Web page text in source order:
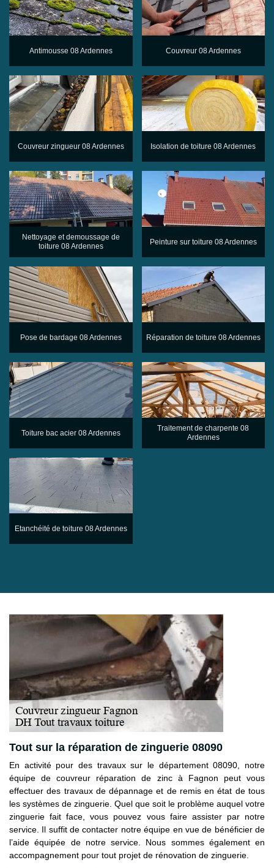
Antimousse 08 Ardennes Couvreur 08 Ardennes
Couvreur zingueur 08 Ardennes Isolation de toiture 08 Ardennes
Nettoyage et demoussage de
toiture 08 Ardennes
Peinture sur toiture 08 Ardennes
Pose de bardage 08 Ardennes Réparation de toiture 08 Ardennes
Toiture bac acier 08 Ardennes
Traitement de charpente 08
Ardennes
Etanchéité de toiture 08 Ardennes
Tout sur la réparation de zinguerie 08090
En activité pour des travaux sur le département 08090, notre
équipe de couvreur réparation de zinc à Fagnon peut vous
effectuer des travaux de dépannage et de remis en état de tous
les systèmes de zinguerie. Quel que soit le problème auquel votre
zinguerie fait face, vous pouvez vous faire assister par notre
service. Il suffit de contacter notre équipe en vue de bénéficier de
l’aide équipée de notre service. Nous sommes également en
accompagnement pour tout projet de rénovation de zinguerie.